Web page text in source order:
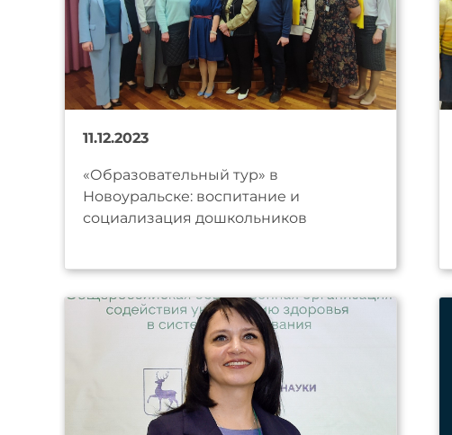
11.12.2023
«Образовательный тур» в
Новоуральске: воспитание и
социализация дошкольников